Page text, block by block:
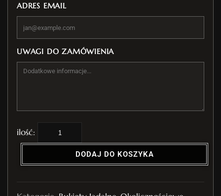
ADRES EMAIL
UWAGI DO ZAMÓWIENIA
l
ć
DODAJ DO KOSZYKA